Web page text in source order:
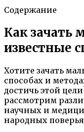
Содержание
Как зачать
известные
Хотите зачать
способах и
достичь этой
рассмотрим
научных и
народных